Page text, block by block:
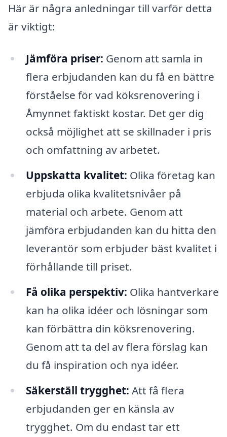
Här är några anledningar till varför detta
är viktigt:
Jämföra priser: Genom att samla in
flera erbjudanden kan du få en bättre
förståelse för vad köksrenovering i
Åmynnet faktiskt kostar. Det ger dig
också möjlighet att se skillnader i pris
och omfattning av arbetet.
Uppskatta kvalitet: Olika företag kan
erbjuda olika kvalitetsnivåer på
material och arbete. Genom att
jämföra erbjudanden kan du hitta den
leverantör som erbjuder bäst kvalitet i
förhållande till priset.
Få olika perspektiv: Olika hantverkare
kan ha olika idéer och lösningar som
kan förbättra din köksrenovering.
Genom att ta del av flera förslag kan
du få inspiration och nya idéer.
Säkerställ trygghet: Att få flera
erbjudanden ger en känsla av
trygghet. Om du endast tar ett